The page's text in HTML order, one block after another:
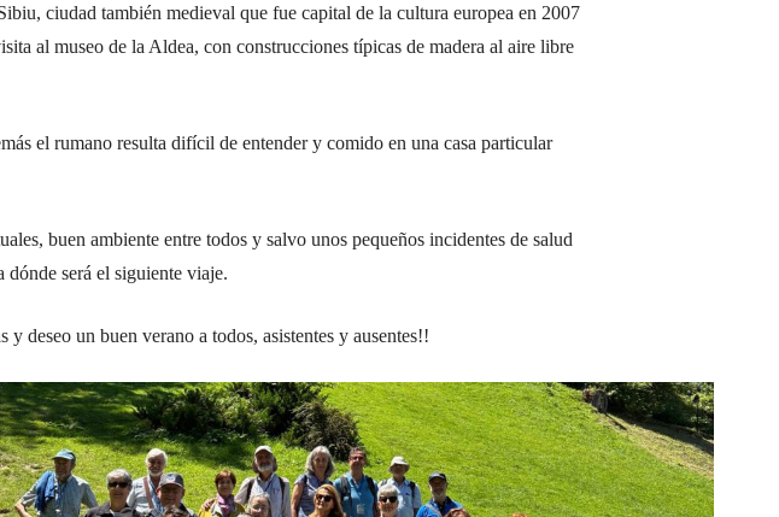
ciudad también medieval que fue capital de la cultura europea en 2007
al museo de la Aldea, con construcciones típicas de madera al aire libre
el rumano resulta difícil de entender y comido en una casa particular
buen ambiente entre todos y salvo unos pequeños incidentes de salud
será el siguiente viaje.
deseo un buen verano a todos, asistentes y ausentes!!